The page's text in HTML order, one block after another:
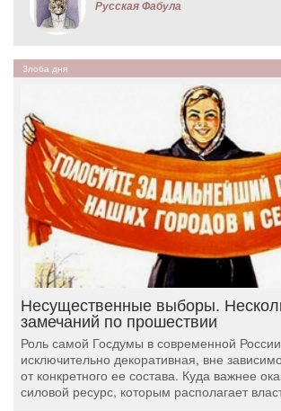
Русская Фабула
Злоба дня
Несущественные выборы.
замечаний по прошествии
Роль самой Госдумы в современной
исключительно декоративная, вне
от конкретного ее состава. Куда важнее
силовой ресурс, которым располагает